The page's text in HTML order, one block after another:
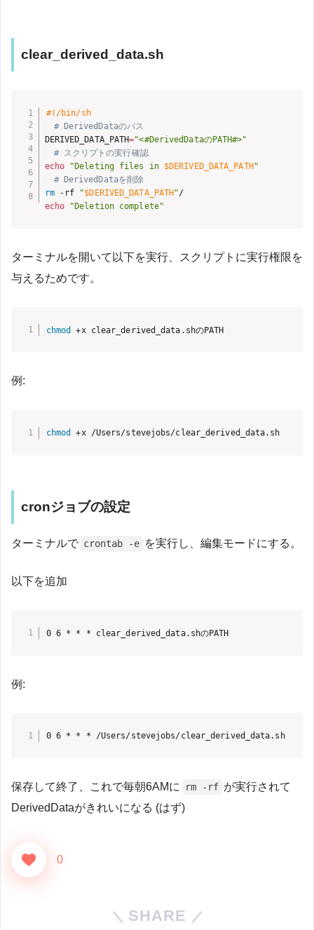
clear_derived_data.sh
#!/bin/sh
# DerivedDataのパス
DERIVED_DATA_PATH="<#DerivedDataのPATH#>"
# スクリプトの実行確認
echo
"Deleting files in $DERIVED_DATA_PATH "
# DerivedDataを削除
rm -rf "$DERIVED_DATA_PATH "
echo
"Deletion complete"
ターミナルを開いて以下を実行、スクリプトに実行権限を
与えるためです。
chmod +x clear_derived_data.shのPATH
例:
chmod +x /Users/stevejobs/clear_derived_data.sh
cronジョブの設定
ターミナルで crontab -e を実行し、編集モードにする。
以下を追加
0 6 * * * clear_derived_data.shのPATH
例:
0 6 * * * /Users/stevejobs/clear_derived_data.sh
保存して終了、これで毎朝6AMに rm -rf が実行されて
DerivedDataがきれいになる (はず)
0
SHARE